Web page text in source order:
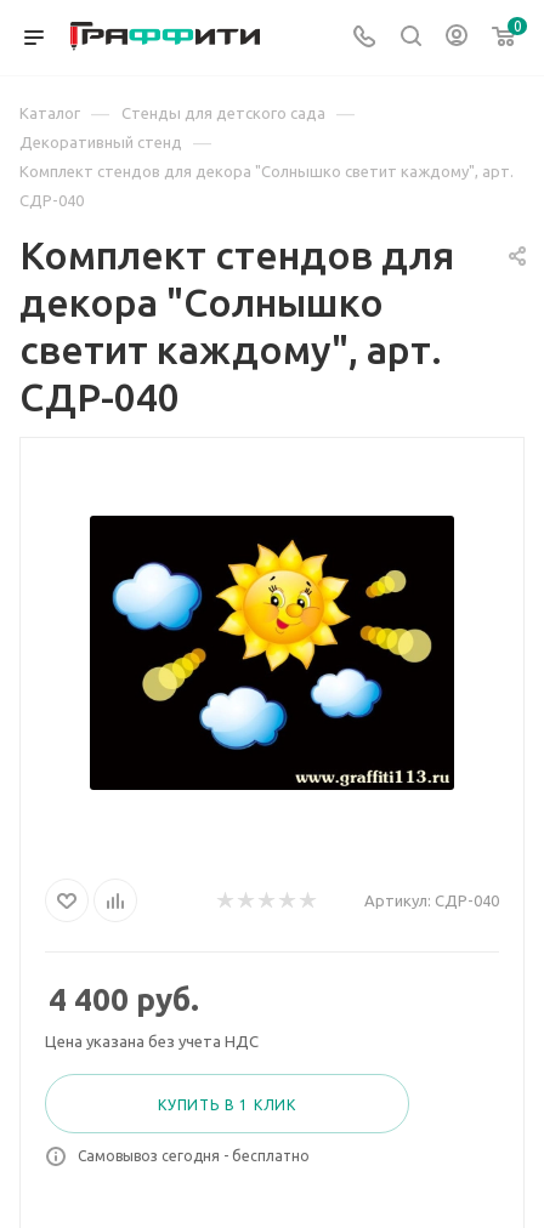
0
Каталог — Стенды для детского сада —
Декоративный стенд —
Комплект стендов для декора "Солнышко светит каждому", арт.
СДР-040
Комплект стендов для
декора "Солнышко
светит каждому", арт.
СДР-040
Артикул: СДР-040
4 400 руб.
Цена указана без учета НДС
КУПИТЬ В 1 КЛИК
Самовывоз сегодня - бесплатно